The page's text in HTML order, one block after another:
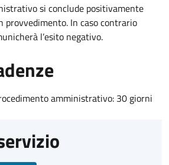
si conclude positivamente
provvedimento. In caso contrario
l’esito negativo.
amministrativo: 30 giorni